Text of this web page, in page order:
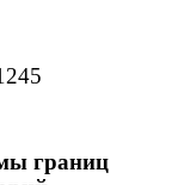
границ